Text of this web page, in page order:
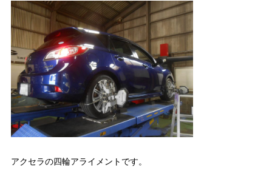
アクセラの四輪アライメントです。